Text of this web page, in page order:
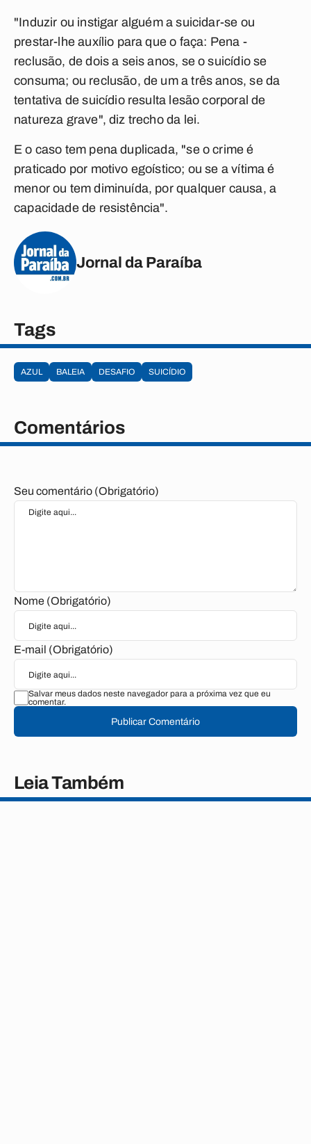
"Induzir ou instigar alguém a suicidar-se ou
prestar-lhe auxílio para que o faça: Pena -
reclusão, de dois a seis anos, se o suicídio se
consuma; ou reclusão, de um a três anos, se da
tentativa de suicídio resulta lesão corporal de
natureza grave", diz trecho da lei.
E o caso tem pena duplicada, "se o crime é
praticado por motivo egoístico; ou se a vítima é
menor ou tem diminuída, por qualquer causa, a
capacidade de resistência".
Jornal da Paraíba
Tags
AZUL BALEIA DESAFIO SUICÍDIO
Comentários
Seu comentário (Obrigatório)
Nome (Obrigatório)
E-mail (Obrigatório)
Salvar meus dados neste navegador para a próxima vez que eu
comentar.
Publicar Comentário
Leia Também